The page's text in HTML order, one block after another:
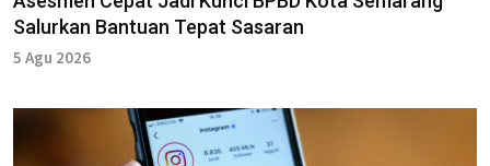
Salurkan Bantuan Tepat Sasaran
5 Agu 2026